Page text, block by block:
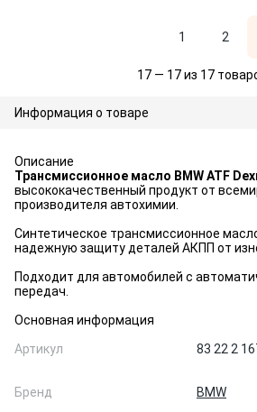
1 2
17 — 17 из 17
Информация о товаре
Описание
Трансмиссионное масло BMW ATF
высококачественный продукт от
производителя автохимии.
Синтетическое трансмиссионное
надежную защиту деталей АКПП от
Подходит для автомобилей с
передач.
Основная информация
Артикул
83 22 2
Бренд BMW